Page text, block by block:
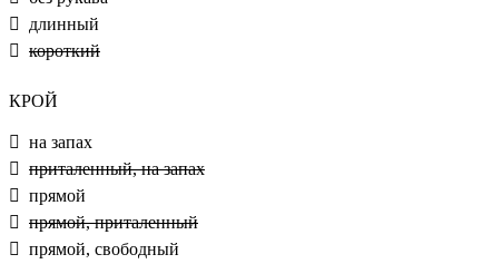
длинный
короткий
КРОЙ
на запах
приталенный, на запах
прямой
прямой, приталенный
прямой, свободный